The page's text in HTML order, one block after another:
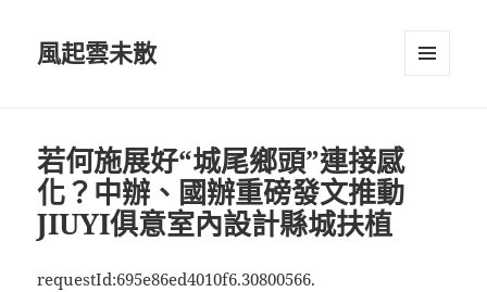
風起雲未散
若何施展好“城尾鄉頭”連接感
化？中辦、國辦重磅發文推動
JIUYI俱意室內設計縣城扶植
requestId:695e86ed4010f6.30800566.